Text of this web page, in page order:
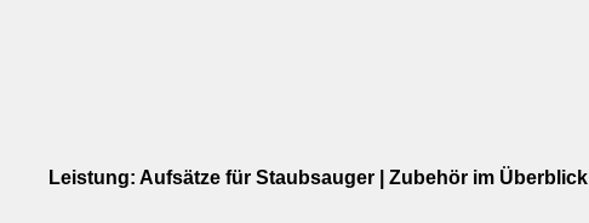
Leistung: Aufsätze für Staubsauger | Zubehör im Überblick